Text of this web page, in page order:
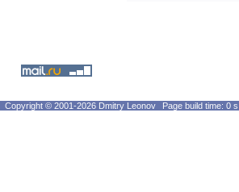
Copyright © 2001-2026 Dmitry Leonov Page build time: 0 s